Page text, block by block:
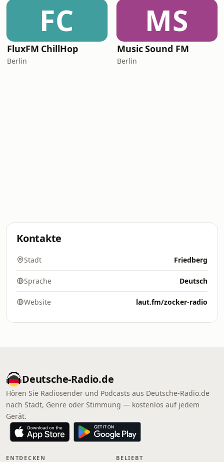
FC
FluxFM ChillHop
Berlin
MS
Music Sound FM
Berlin
Kontakte
Stadt Friedberg
Sprache Deutsch
Website laut.fm/zocker-radio
Deutsche-Radio.de
Hören Sie Radiosender und Podcasts aus Deutsche-Radio.de
nach Stadt, Genre oder Stimmung — kostenlos auf jedem
Gerät.
ENTDECKEN BELIEBT